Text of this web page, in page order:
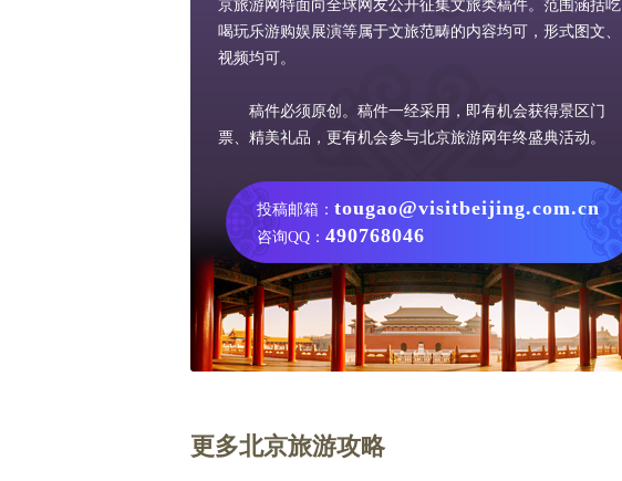
京旅游网特面向全球网友公开征集文旅类稿件。范围涵括吃
喝玩乐游购娱展演等属于文旅范畴的内容均可，形式图文、
视频均可。
稿件必须原创。稿件一经采用，即有机会获得景区门
票、精美礼品，更有机会参与北京旅游网年终盛典活动。
投稿邮箱： tougao@visitbeijing.com.cn
咨询QQ： 490768046
更多北京旅游攻略